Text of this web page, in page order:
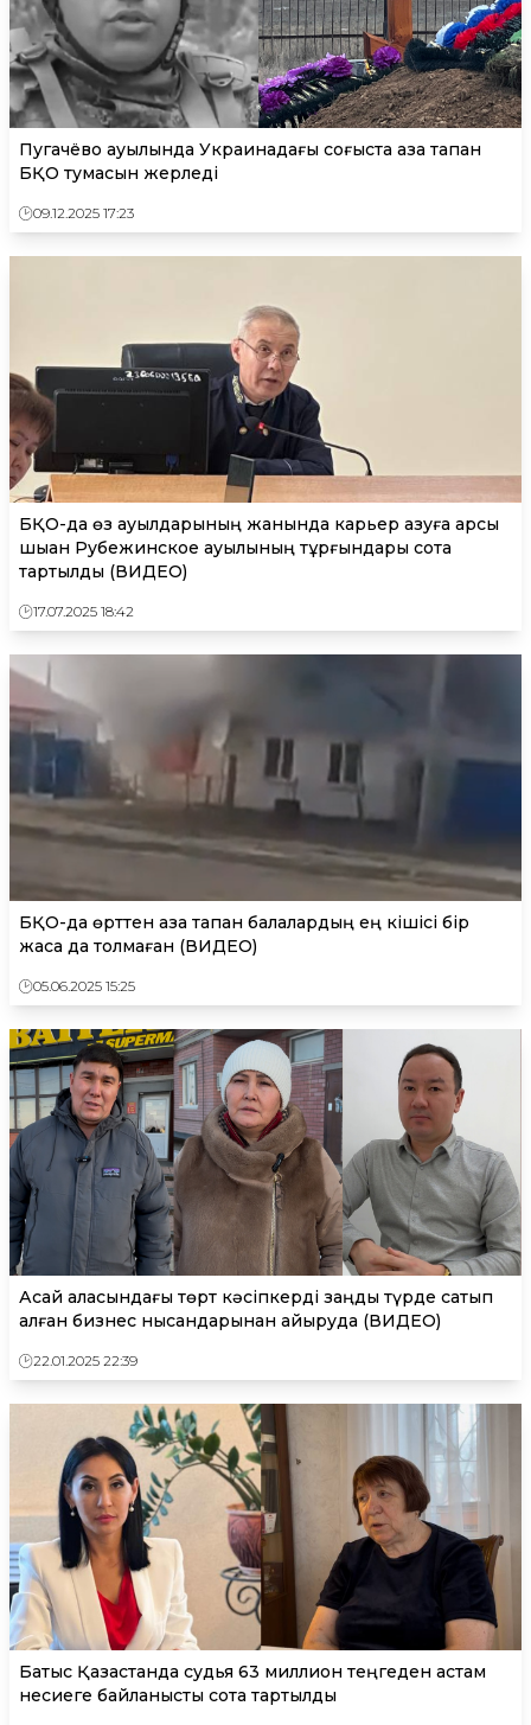
Пугачёво ауылында Украинадағы соғыста қаза тапқан
БҚО тумасын жерледі
09.12.2025 17:23
БҚО-да өз ауылдарының жанында карьер қазуға қарсы
шыққан Рубежинское ауылының тұрғындары сотқа
тартылды (ВИДЕО)
17.07.2025 18:42
БҚО-да өрттен қаза тапқан балалардың ең кішісі бір
жасқа да толмаған (ВИДЕО)
05.06.2025 15:25
Ақсай қаласындағы төрт кәсіпкерді заңды түрде сатып
алған бизнес нысандарынан айыруда (ВИДЕО)
22.01.2025 22:39
Батыс Қазақстанда судья 63 миллион теңгеден астам
несиеге байланысты сотқа тартылды